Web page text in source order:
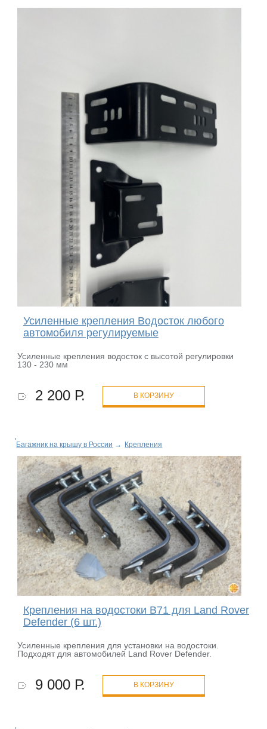
Усиленные крепления Водосток любого
автомобиля регулируемые
Усиленные крепления водосток с высотой регулировки
130 - 230 мм
2 200 Р. В КОРЗИНУ
Багажник на крышу в России → Крепления
Крепления на водостоки B71 для Land Rover
Defender (6 шт.)
Усиленные крепления для установки на водостоки.
Подходят для автомобилей Land Rover Defender.
9 000 Р. В КОРЗИНУ